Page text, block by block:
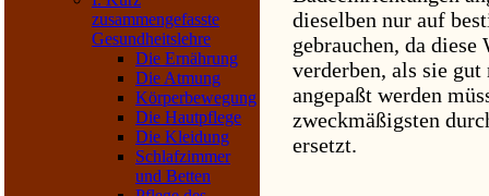
zusammengefasste
Gesundheitslehre
Die Ernährung
Die Atmung
Körperbewegung
Die Hautpflege
Die Kleidung
Schlafzimmer
und Betten
dieselben nur auf
gebrauchen, da diese
verderben, als sie
angepaßt werden
zweckmäßigsten
ersetzt.